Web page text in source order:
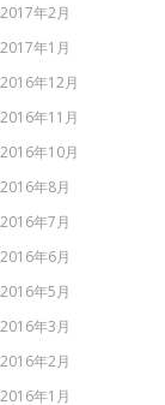
2017年2月
2017年1月
2016年12月
2016年11月
2016年10月
2016年8月
2016年7月
2016年6月
2016年5月
2016年3月
2016年2月
2016年1月